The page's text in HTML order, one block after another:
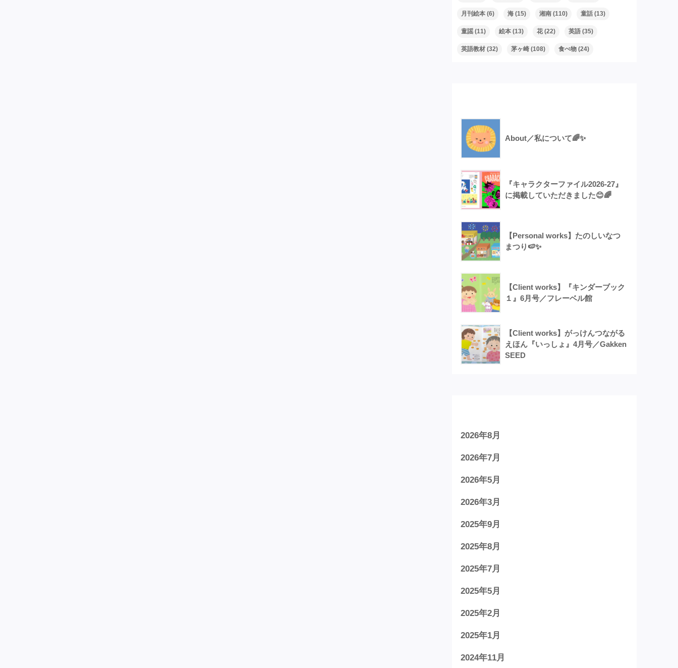
月刊絵本 (6) 海 (15) 湘南 (110) 童話 (13)
童謡 (11) 絵本 (13) 花(22) 英語 (35)
英語教材 (32) 茅ヶ崎 (108) 食べ物 (24)
About／私について🌈✨
『キャラクターファイル2026-27』
に掲載していただきました😊🌈
【Personal works】たのしいなつ
まつり🍉✨
【Client works】『キンダーブック
１』6月号／フレーベル館
【Client works】がっけんつながる
えほん『いっしょ』4月号／Gakken
SEED
2026年8月
2026年7月
2026年5月
2026年3月
2025年9月
2025年8月
2025年7月
2025年5月
2025年2月
2025年1月
2024年11月